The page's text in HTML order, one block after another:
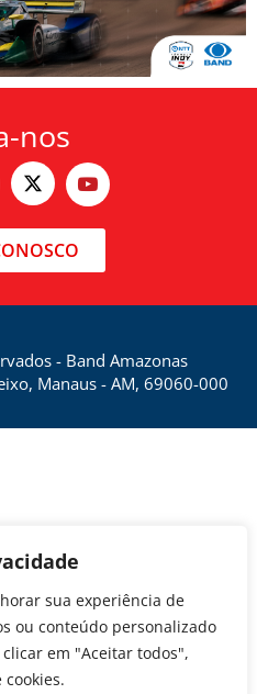
sua experiência de
ou conteúdo personalizado
em "Aceitar todos",
cookies.
nos
- Band Amazonas
Manaus - AM, 69060-000